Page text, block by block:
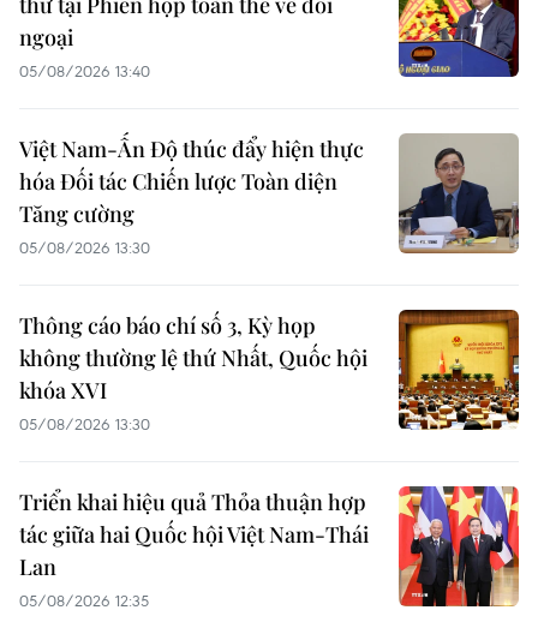
ngoại
05/08/2026 13:40
Việt Nam-Ấn Độ thúc đẩy hiện thực
hóa Đối tác Chiến lược Toàn diện
Tăng cường
05/08/2026 13:30
Thông cáo báo chí số 3, Kỳ họp
không thường lệ thứ Nhất, Quốc hội
khóa XVI
05/08/2026 13:30
Triển khai hiệu quả Thỏa thuận hợp
tác giữa hai Quốc hội Việt Nam-Thái
Lan
05/08/2026 12:35